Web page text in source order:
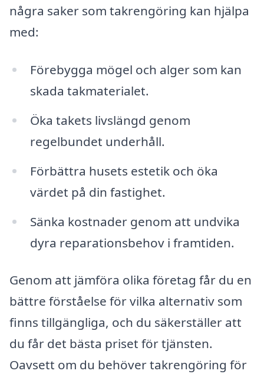
några saker som takrengöring kan hjälpa
med:
Förebygga mögel och alger som kan
skada takmaterialet.
Öka takets livslängd genom
regelbundet underhåll.
Förbättra husets estetik och öka
värdet på din fastighet.
Sänka kostnader genom att undvika
dyra reparationsbehov i framtiden.
Genom att jämföra olika företag får du en
bättre förståelse för vilka alternativ som
finns tillgängliga, och du säkerställer att
du får det bästa priset för tjänsten.
Oavsett om du behöver takrengöring för